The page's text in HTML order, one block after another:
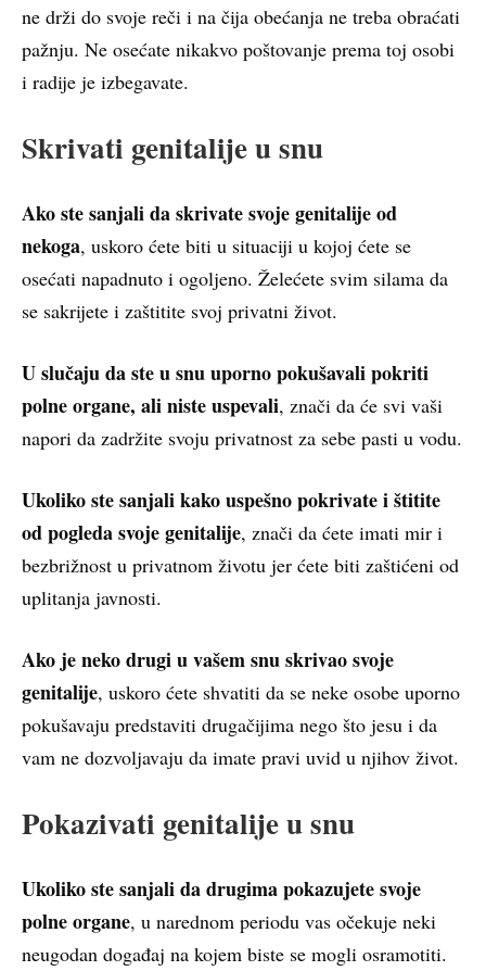
ne drži do svoje reči i na čija obećanja ne treba obraćati
pažnju. Ne osećate nikakvo poštovanje prema toj osobi
i radije je izbegavate.
Skrivati genitalije u snu
Ako ste sanjali da skrivate svoje genitalije od
nekoga, uskoro ćete biti u situaciji u kojoj ćete se
osećati napadnuto i ogoljeno. Želećete svim silama da
se sakrijete i zaštitite svoj privatni život.
U slučaju da ste u snu uporno pokušavali pokriti
polne organe, ali niste uspevali, znači da će svi vaši
napori da zadržite svoju privatnost za sebe pasti u vodu.
Ukoliko ste sanjali kako uspešno pokrivate i štitite
od pogleda svoje genitalije, znači da ćete imati mir i
bezbrižnost u privatnom životu jer ćete biti zaštićeni od
uplitanja javnosti.
Ako je neko drugi u vašem snu skrivao svoje
genitalije, uskoro ćete shvatiti da se neke osobe uporno
pokušavaju predstaviti drugačijima nego što jesu i da
vam ne dozvoljavaju da imate pravi uvid u njihov život.
Pokazivati genitalije u snu
Ukoliko ste sanjali da drugima pokazujete svoje
polne organe, u narednom periodu vas očekuje neki
neugodan događaj na kojem biste se mogli osramotiti.